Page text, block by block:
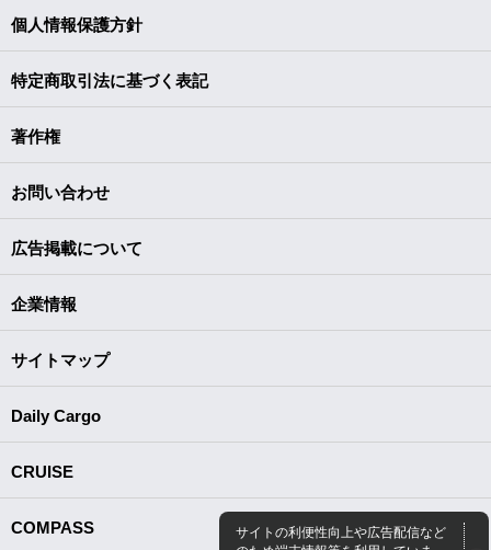
サイトの利便性向上や広告配信など
個人情報保護方針
特定商取引法に基づく表記
著作権
お問い合わせ
広告掲載について
企業情報
サイトマップ
Daily Cargo
CRUISE
COMPASS